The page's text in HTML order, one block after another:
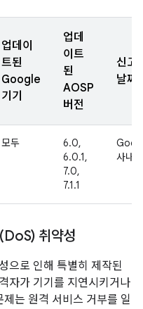
업데이
트된
Google
기기
업데
이트
된
AOSP
버전
신고
날짜
모두
6.0,
6.0.1,
7.0,
7.1.1
사내용
S) 취약성
으로 인해 특별히 제작된
자가 기기를 지연시키거나
는 원격 서비스 거부를 일